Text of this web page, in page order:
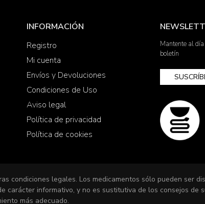
INFORMACIÓN
Registro
Mi cuenta
Envíos y Devoluciones
Condiciones de Uso
Aviso legal
Política de privacidad
Política de cookies
Mantente al
boletín
condiciones legales. Los medicamentos sólo pueden ser
informativo, y no es sustitutiva de los consejos de
más adecuado.